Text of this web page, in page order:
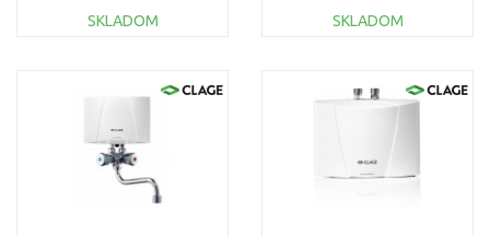
SKLADOM
SKLADOM
Porovnať